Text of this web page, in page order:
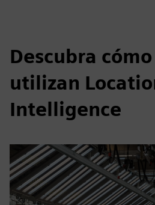
Descubra
utilizan
Intelligence